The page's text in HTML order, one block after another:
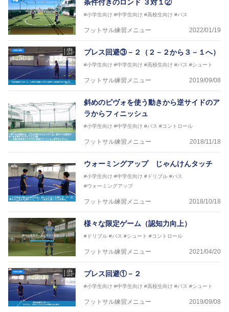
条件付きのロンド ３対１②
#小学生向け #中学生向け #高校生向け #パス
フットサル練習メニュー 2022/01/19
プレス回避③－２（２－２から３－１へ）
#小学生向け #中学生向け #高校生向け #パス #シュート
フットサル練習メニュー 2019/09/08
斜めのピヴォを使う動きから逆サイドのア
ラからフィニッシュ
#小学生向け #中学生向け #パス #コントロール
フットサル練習メニュー 2018/11/18
ウォーミングアップ じゃんけんタッチ
#小学生向け #中学生向け #ドリブル #パス
#ウォーミングアップ
フットサル練習メニュー 2018/10/18
様々な限定ゲーム（認知力向上）
#ドリブル #パス #シュート #コントロール
フットサル練習メニュー 2021/04/20
プレス回避①－２
#小学生向け #中学生向け #高校生向け #パス #シュート
フットサル練習メニュー 2019/09/08